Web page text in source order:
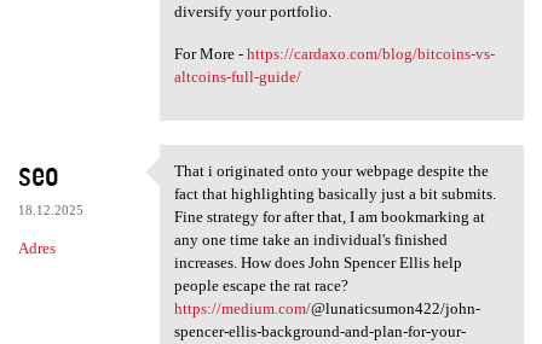
diversify your portfolio.
For More - https://cardaxo.com/blog/bitcoins-vs-
altcoins-full-guide/
seo
18.12.2025
Adres
That i originated onto your
That i originated onto your webpage despite the
fact that highlighting basically just a bit submits.
Fine strategy for after that, I am bookmarking at
any one time take an individual's finished
increases. How does John Spencer Ellis help
people escape the rat race?
https://medium.com/@lunaticsumon422/john-
spencer-ellis-background-and-plan-for-your-